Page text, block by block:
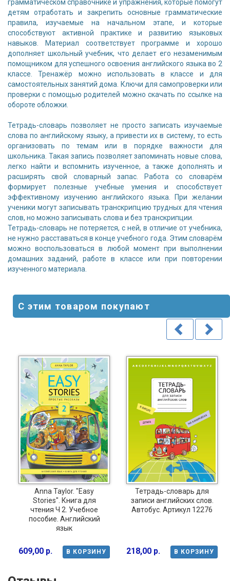
грамматическом справочнике и упражнения, которые помогут
детям отработать и закрепить основные грамматические
правила, изучаемые на начальном этапе, и которые
способствуют активной практике и развитию языковых
навыков. Материал соответствует программе и хорошо
дополняет школьный учебник, что делает его незаменимым
помощником для успешного освоения английского языка во 2
классе. Тренажёр можно использовать в классе и для
самостоятельных занятий дома. Ключи для самопроверки или
проверки с помощью родителей можно скачать по ссылке на
обороте обложки.
Тетрадь-словарь позволяет не просто записать изучаемые
слова по английскому языку, а привести их в систему, то есть
организовать по темам или в порядке важности для
школьника. Такая запись позволяет запоминать новые слова,
легко найти и вспомнить изученное, а также дополнять и
расширять свой словарный запас. Работа со словарём
формирует полезные учебные умения и способствует
эффективному изучению английского языка. При желании
ученики могут записывать транскрипцию трудных для чтения
слов, но можно записывать слова и без транскрипции.
Тетрадь-словарь не потеряется, с ней, в отличие от учебника,
не нужно расставаться в конце учебного года. Этим словарём
можно воспользоваться в любой момент при выполнении
домашних заданий, работе в классе или при повторении
изученного материала.
С этим товаром покупают
Anna Taylor. "Easy
Stories". Книга для
чтения Ч 2. Учебное
пособие. Английский
язык
В КОРЗИНУ
609,00 р.
Тетрадь-словарь для
записи английских слов.
Автобус. Артикул 12276
В КОРЗИНУ
218,00 р.